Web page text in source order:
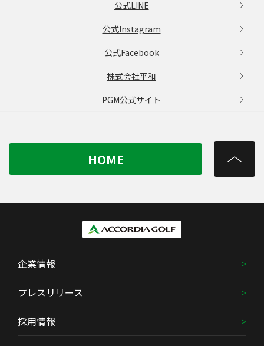
公式LINE
公式Instagram
公式Facebook
株式会社平和
PGM公式サイト
HOME
企業情報
プレスリリース
採用情報